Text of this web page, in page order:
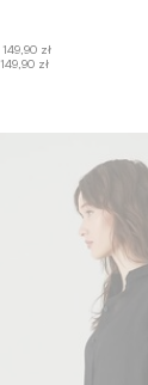
149,90 zł
149,90 zł